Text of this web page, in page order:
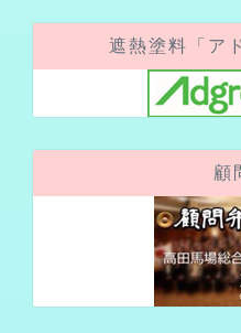
遮熱塗料「ア
顧